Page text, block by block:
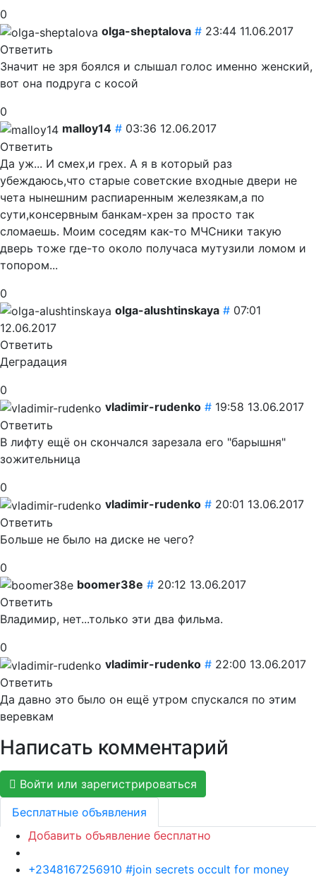
0
olga-sheptalova # 23:44 11.06.2017
Ответить
Значит не зря боялся и слышал голос именно женский,
вот она подруга с косой
0
malloy14 # 03:36 12.06.2017
Ответить
Да уж... И смех,и грех. А я в который раз
убеждаюсь,что старые советские входные двери не
чета нынешним распиаренным железякам,а по
сути,консервным банкам-хрен за просто так
сломаешь. Моим соседям как-то МЧСники такую
дверь тоже где-то около получаса мутузили ломом и
топором...
0
olga-alushtinskaya # 07:01
12.06.2017
Ответить
Деградация
0
vladimir-rudenko # 19:58 13.06.2017
Ответить
В лифту ещё он скончался зарезала его "барышня"
зожительница
0
vladimir-rudenko # 20:01 13.06.2017
Ответить
Больше не было на диске не чего?
0
boomer38e # 20:12 13.06.2017
Ответить
Владимир, нет...только эти два фильма.
0
vladimir-rudenko # 22:00 13.06.2017
Ответить
Да давно это было он ещё утром спускался по этим
веревкам
Написать комментарий
Войти или зарегистрироваться
Бесплатные объявления
Добавить объявление бесплатно
+2348167256910 #join secrets occult for money